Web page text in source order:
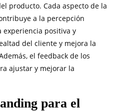
producto. Cada aspecto de la
a la percepción
experiencia positiva y
del cliente y mejora la
el feedback de los
ajustar y mejorar la
para el